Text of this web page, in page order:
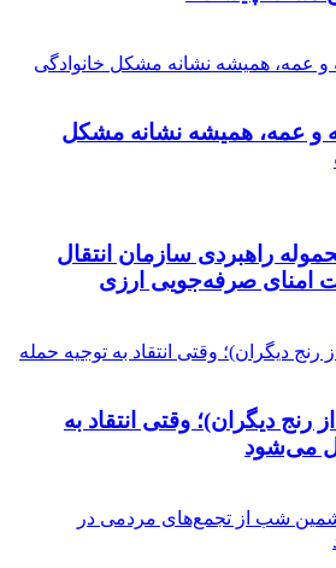
و عمه، همیشه نشانه مشکل
راهبردی سازمان انتقال
امنای صرفه‌جویی ارزی
رنج دیگران)؛ وقتی انتقاد به
می‌شود